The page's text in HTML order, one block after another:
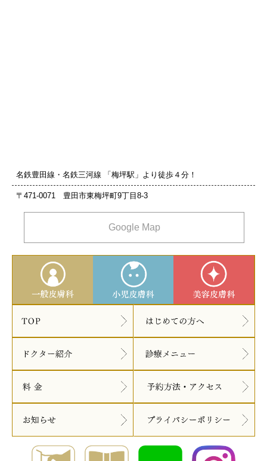
名鉄豊田線・名鉄三河線 「梅坪駅」より徒歩４分！
〒471-0071 豊田市東梅坪町9丁目8‐3
Google Map